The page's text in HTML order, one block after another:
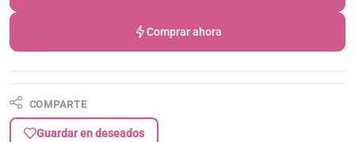
Comprar ahora
COMPARTE
Guardar en deseados